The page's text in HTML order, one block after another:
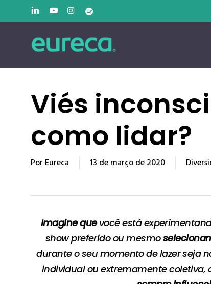
para
conteúdo
principal
linkedinyoutubeinstagram
spotify
Viés
como lidar?
Por Eureca 13 de março de 2020
Imagine quevocê está
show preferido ou mesmo
durante o seu momento de lazer seja
individual ou extremamente